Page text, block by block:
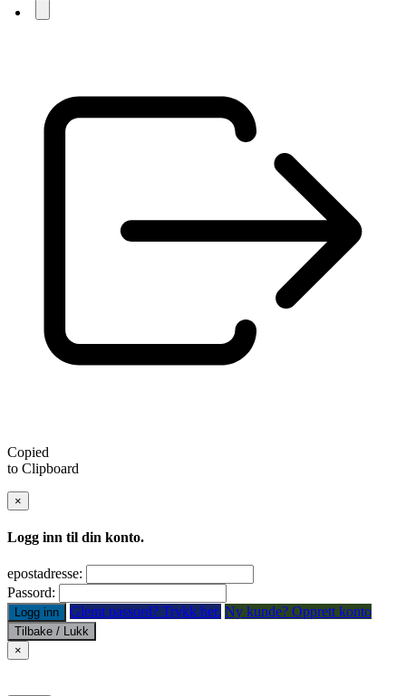
Copied
to Clipboard
×
Logg inn til din konto.
epostadresse:
Passord:
Logg inn Glemt passord? Trykk her. Ny kunde? Opprett konto
Tilbake / Lukk
×